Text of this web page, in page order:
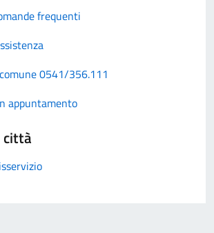
frequenti
0541/356.111
appuntamento
città